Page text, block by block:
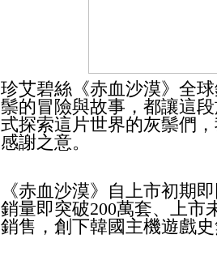
珍艾碧絲《赤血沙漠》全
鬃的冒險與故事，都讓這
式探索這片世界的灰鬃們
感謝之意。
《赤血沙漠》自上市初期
銷量即突破200萬套、上市
銷售，創下韓國主機遊戲